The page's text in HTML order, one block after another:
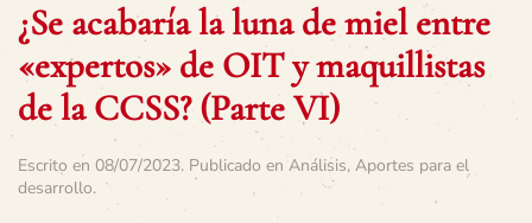
¿Se acabaría la luna de miel entre
«expertos» de OIT y maquillistas
de la CCSS? (Parte VI)
Escrito en 08/07/2023. Publicado en Análisis, Aportes para el
desarrollo.